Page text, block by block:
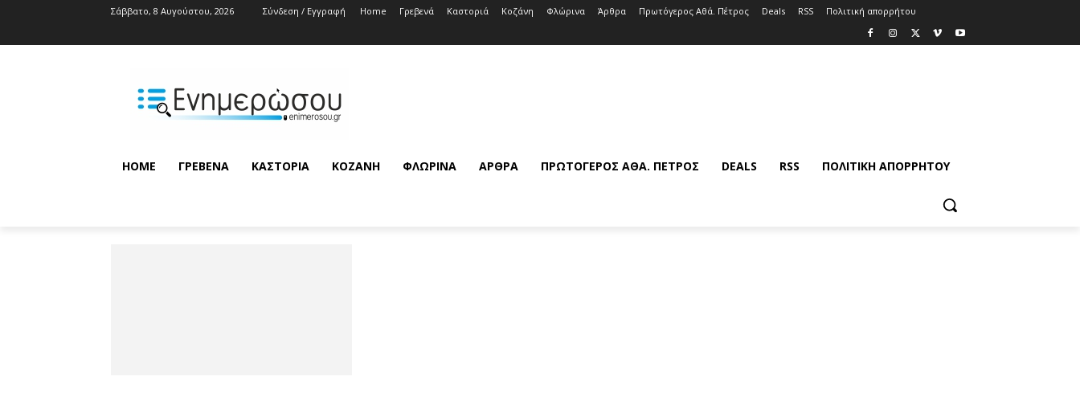
Σάββατο, 8 Αυγούστου, 2026 Σύνδεση / Εγγραφή Home Γρεβενά Καστοριά Κοζάνη Φλώρινα Άρθρα Πρωτόγερος Αθά. Πέτρος Deals RSS Πολιτική απορρήτου
HOME ΓΡΕΒΕΝΆ ΚΑΣΤΟΡΙΆ ΚΟΖΆΝΗ ΦΛΏΡΙΝΑ ΆΡΘΡΑ ΠΡΩΤΌΓΕΡΟΣ ΑΘΆ. ΠΈΤΡΟΣ DEALS RSS ΠΟΛΙΤΙΚΉ ΑΠΟΡΡΉΤΟΥ